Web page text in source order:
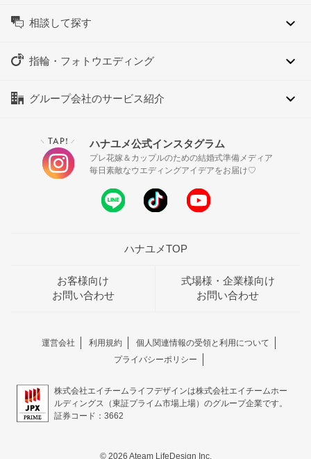
相談して探す
指輪・フォトウエディング
グループ会社のサービス紹介
＼ TAP! ／ ハナユメ公式インスタグラム
プレ花嫁＆カップルのための結婚式準備メディア
毎日素敵なウエディングアイデアをお届け♡
ハナユメTOP
お客様向け
お問い合わせ
式場様・企業様向け
お問い合わせ
運営会社 利用規約
個人関連情報の受領と利用について
プライバシーポリシー
株式会社エイチームライフデザインは株式会社エイチームホー
ルディングス（東証プライム市場上場）のグループ企業です。
証券コード：3662
© 2026 Ateam LifeDesign Inc.